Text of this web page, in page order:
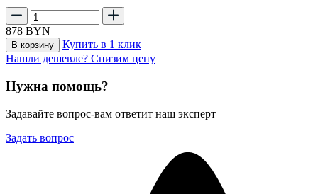
878 BYN
В корзину
Купить в 1 клик
Нашли дешевле? Снизим цену
Нужна помощь?
Задавайте вопрос-вам ответит наш эксперт
Задать вопрос